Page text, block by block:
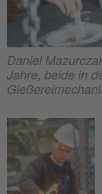
Daniel
Jahre, beide in